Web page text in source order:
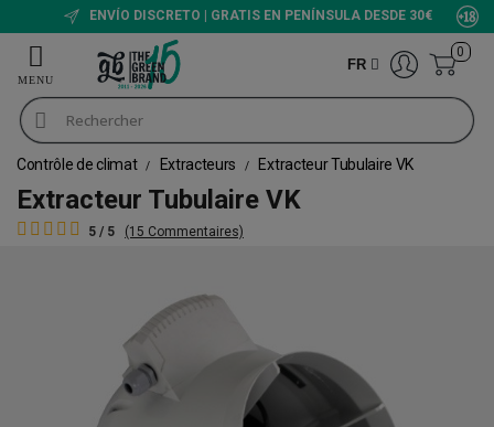
ENVÍO DISCRETO | GRATIS EN PENÍNSULA DESDE 30€
FR
0
Contrôle de climat Extracteurs Extracteur Tubulaire VK
Extracteur Tubulaire VK
5 / 5 (15 Commentaires)